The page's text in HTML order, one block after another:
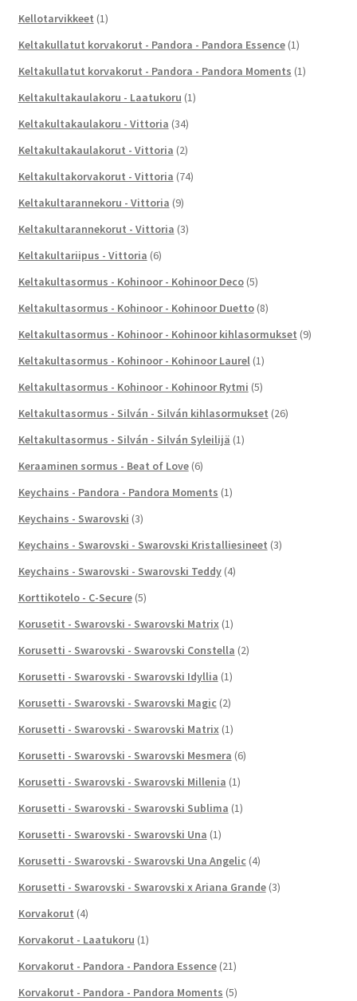
Kellotarvikkeet (1)
Keltakullatut korvakorut - Pandora - Pandora Essence (1)
Keltakullatut korvakorut - Pandora - Pandora Moments (1)
Keltakultakaulakoru - Laatukoru (1)
Keltakultakaulakoru - Vittoria (34)
Keltakultakaulakorut - Vittoria (2)
Keltakultakorvakorut - Vittoria (74)
Keltakultarannekoru - Vittoria (9)
Keltakultarannekorut - Vittoria (3)
Keltakultariipus - Vittoria (6)
Keltakultasormus - Kohinoor - Kohinoor Deco (5)
Keltakultasormus - Kohinoor - Kohinoor Duetto (8)
Keltakultasormus - Kohinoor - Kohinoor kihlasormukset (9)
Keltakultasormus - Kohinoor - Kohinoor Laurel (1)
Keltakultasormus - Kohinoor - Kohinoor Rytmi (5)
Keltakultasormus - Silván - Silván kihlasormukset (26)
Keltakultasormus - Silván - Silván Syleilijä (1)
Keraaminen sormus - Beat of Love (6)
Keychains - Pandora - Pandora Moments (1)
Keychains - Swarovski (3)
Keychains - Swarovski - Swarovski Kristalliesineet (3)
Keychains - Swarovski - Swarovski Teddy (4)
Korttikotelo - C-Secure (5)
Korusetit - Swarovski - Swarovski Matrix (1)
Korusetti - Swarovski - Swarovski Constella (2)
Korusetti - Swarovski - Swarovski Idyllia (1)
Korusetti - Swarovski - Swarovski Magic (2)
Korusetti - Swarovski - Swarovski Matrix (1)
Korusetti - Swarovski - Swarovski Mesmera (6)
Korusetti - Swarovski - Swarovski Millenia (1)
Korusetti - Swarovski - Swarovski Sublima (1)
Korusetti - Swarovski - Swarovski Una (1)
Korusetti - Swarovski - Swarovski Una Angelic (4)
Korusetti - Swarovski - Swarovski x Ariana Grande (3)
Korvakorut (4)
Korvakorut - Laatukoru (1)
Korvakorut - Pandora - Pandora Essence (21)
Korvakorut - Pandora - Pandora Moments (5)